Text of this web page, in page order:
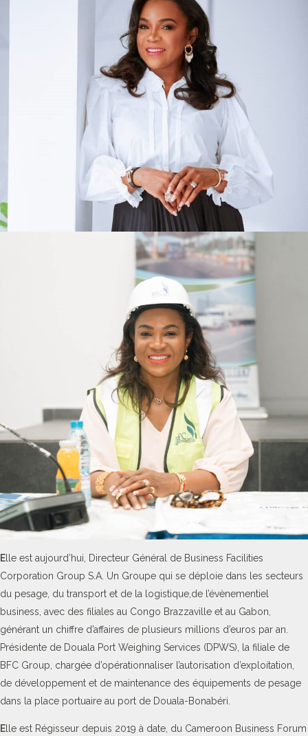
E lle est aujourd’hui, Directeur Général de Business Facilities
Corporation Group S.A. Un Groupe qui se déploie dans les secteurs
du pesage, du transport et de la logistique,de l’évènementiel
business, avec des filiales au Congo Brazzaville et au Gabon,
générant un chiffre d’affaires de plusieurs millions d’euros par an.
Présidente de Douala Port Weighing Services (DPWS), la filiale de
BFC Group, chargée d’opérationnaliser l’autorisation d’exploitation,
de développement et de maintenance des équipements de pesage
dans la place portuaire au port de Douala-Bonabéri.
E lle est Régisseur depuis 2019 à date, du Cameroon Business Forum